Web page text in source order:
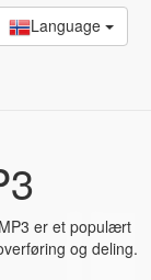
Language
er et populært
og deling.